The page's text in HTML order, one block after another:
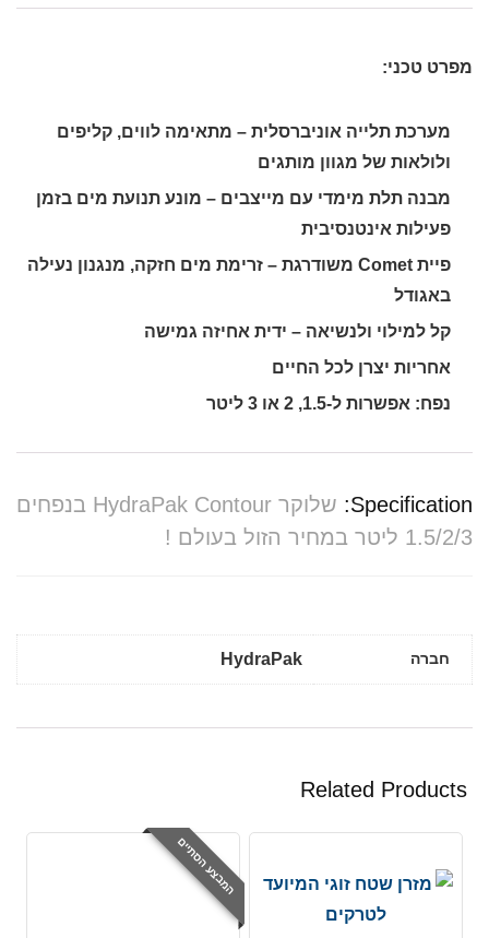
מפרט טכני:
מערכת תלייה אוניברסלית – מתאימה לווים, קליפים
ולולאות של מגוון מותגים
מבנה תלת מימדי עם מייצבים – מונע תנועת מים בזמן
פעילות אינטנסיבית
פיית Comet משודרגת – זרימת מים חזקה, מנגנון נעילה
באגודל
קל למילוי ולנשיאה – ידית אחיזה גמישה
אחריות יצרן לכל החיים
נפח: אפשרות ל-1.5, 2 או 3 ליטר
Specification:
שלוקר HydraPak Contour בנפחים
1.5/2/3 ליטר במחיר הזול בעולם !
חברה HydraPak
Related Products
המבצע הסתיים